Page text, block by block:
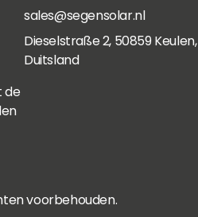
de
sales@segensolar.nl
Dieselstraße 2, 50859 Keulen,
Duitsland
voorbehouden.